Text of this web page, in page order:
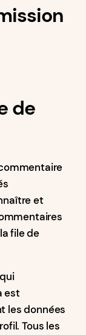
de
et
file de
est
les données
Tous les